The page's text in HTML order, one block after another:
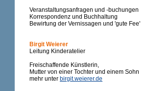
Veranstaltungsanfragen und -buchungen
Korrespondenz und Buchhaltung
Bewirtung der Vernissagen und 'gute Fee'
Birgit Weierer
Leitung Kinderatelier
Freischaffende Künstlerin,
Mutter von einer Tochter und einem Sohn
mehr unter birgit.weierer.de